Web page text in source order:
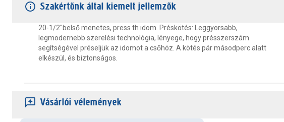
Szakértőnk által kiemelt jellemzők
20-1/2"belső menetes, press th idom. Préskötés: Leggyorsabb,
legmodernebb szerelési technológia, lényege, hogy présszerszám
segítségével préseljük az idomot a csőhöz. A kötés pár másodperc alatt
elkészül, és biztonságos.
Vásárlói vélemények